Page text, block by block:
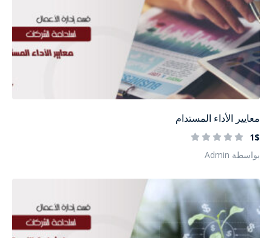
معايير الأداء المستدام
1$
بواسطة Admin